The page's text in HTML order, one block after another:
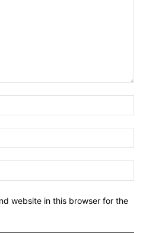
website in this browser for the